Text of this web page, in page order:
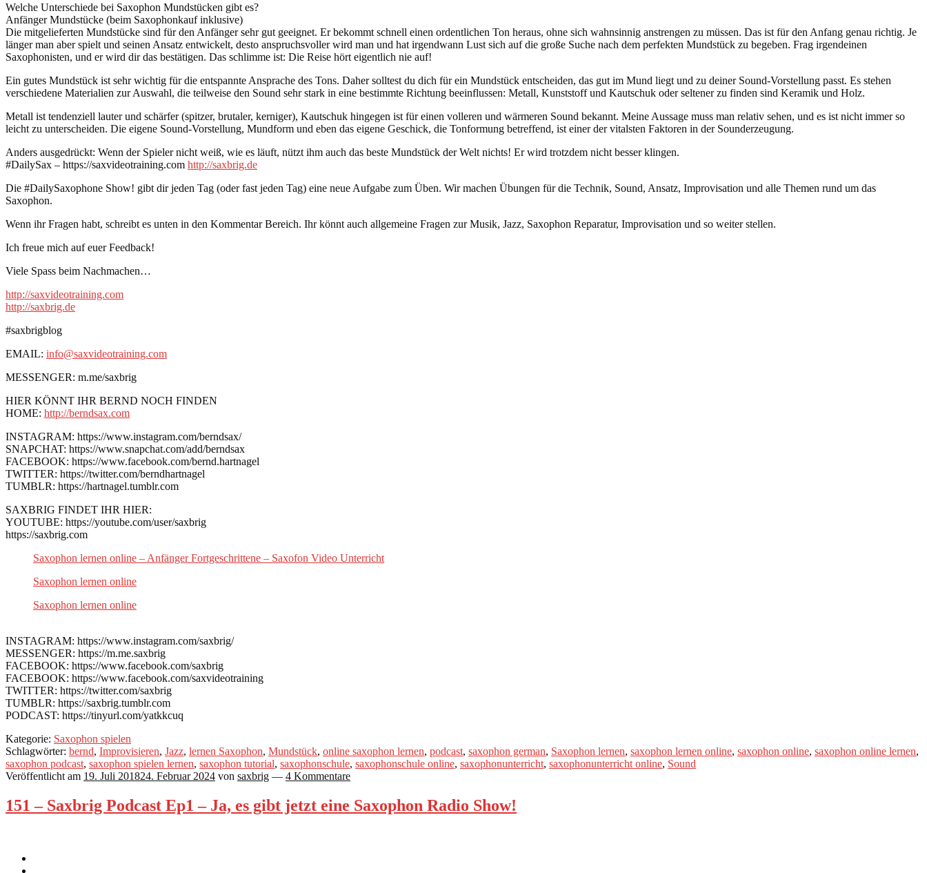
Welche Unterschiede bei Saxophon Mundstücken gibt es?
Anfänger Mundstücke (beim Saxophonkauf inklusive)
Die mitgelieferten Mundstücke sind für den Anfänger sehr gut geeignet. Er bekommt schnell einen ordentlichen Ton heraus, ohne sich wahnsinnig anstrengen zu müssen. Das ist für den Anfang genau richtig. Je
länger man aber spielt und seinen Ansatz entwickelt, desto anspruchsvoller wird man und hat irgendwann Lust sich auf die große Suche nach dem perfekten Mundstück zu begeben. Frag irgendeinen
Saxophonisten, und er wird dir das bestätigen. Das schlimme ist: Die Reise hört eigentlich nie auf!
Ein gutes Mundstück ist sehr wichtig für die entspannte Ansprache des Tons. Daher solltest du dich für ein Mundstück entscheiden, das gut im Mund liegt und zu deiner Sound-Vorstellung passt. Es stehen
verschiedene Materialien zur Auswahl, die teilweise den Sound sehr stark in eine bestimmte Richtung beeinflussen: Metall, Kunststoff und Kautschuk oder seltener zu finden sind Keramik und Holz.
Metall ist tendenziell lauter und schärfer (spitzer, brutaler, kerniger), Kautschuk hingegen ist für einen volleren und wärmeren Sound bekannt. Meine Aussage muss man relativ sehen, und es ist nicht immer so
leicht zu unterscheiden. Die eigene Sound-Vorstellung, Mundform und eben das eigene Geschick, die Tonformung betreffend, ist einer der vitalsten Faktoren in der Sounderzeugung.
Anders ausgedrückt: Wenn der Spieler nicht weiß, wie es läuft, nützt ihm auch das beste Mundstück der Welt nichts! Er wird trotzdem nicht besser klingen.
#DailySax – https://saxvideotraining.com http://saxbrig.de
Die #DailySaxophone Show! gibt dir jeden Tag (oder fast jeden Tag) eine neue Aufgabe zum Üben. Wir machen Übungen für die Technik, Sound, Ansatz, Improvisation und alle Themen rund um das
Saxophon.
Wenn ihr Fragen habt, schreibt es unten in den Kommentar Bereich. Ihr könnt auch allgemeine Fragen zur Musik, Jazz, Saxophon Reparatur, Improvisation und so weiter stellen.
Ich freue mich auf euer Feedback!
Viele Spass beim Nachmachen…
http://saxvideotraining.com
http://saxbrig.de
#saxbrigblog
EMAIL: info@saxvideotraining.com
MESSENGER: m.me/saxbrig
HIER KÖNNT IHR BERND NOCH FINDEN
HOME: http://berndsax.com
INSTAGRAM: https://www.instagram.com/berndsax/
SNAPCHAT: https://www.snapchat.com/add/berndsax
FACEBOOK: https://www.facebook.com/bernd.hartnagel
TWITTER: https://twitter.com/berndhartnagel
TUMBLR: https://hartnagel.tumblr.com
SAXBRIG FINDET IHR HIER:
YOUTUBE: https://youtube.com/user/saxbrig
https://saxbrig.com
Saxophon lernen online – Anfänger Fortgeschrittene – Saxofon Video Unterricht
Saxophon lernen online
Saxophon lernen online
INSTAGRAM: https://www.instagram.com/saxbrig/
MESSENGER: https://m.me.saxbrig
FACEBOOK: https://www.facebook.com/saxbrig
FACEBOOK: https://www.facebook.com/saxvideotraining
TWITTER: https://twitter.com/saxbrig
TUMBLR: https://saxbrig.tumblr.com
PODCAST: https://tinyurl.com/yatkkcuq
Kategorie: Saxophon spielen
Schlagwörter: bernd, Improvisieren, Jazz, lernen Saxophon, Mundstück, online saxophon lernen, podcast, saxophon german, Saxophon lernen, saxophon lernen online, saxophon online, saxophon online lernen,
saxophon podcast, saxophon spielen lernen, saxophon tutorial, saxophonschule, saxophonschule online, saxophonunterricht, saxophonunterricht online, Sound
Veröffentlicht am 19. Juli 201824. Februar 2024 von saxbrig — 4 Kommentare
151 – Saxbrig Podcast Ep1 – Ja, es gibt jetzt eine Saxophon Radio Show!